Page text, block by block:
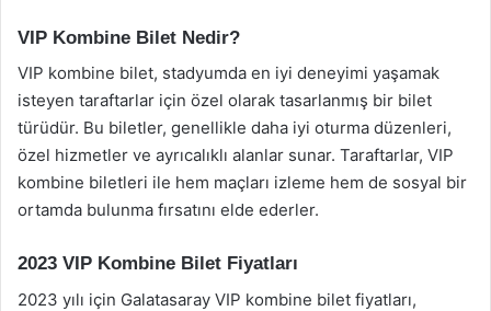
VIP Kombine Bilet Nedir?
VIP kombine bilet, stadyumda en iyi deneyimi yaşamak
isteyen taraftarlar için özel olarak tasarlanmış bir bilet
türüdür. Bu biletler, genellikle daha iyi oturma düzenleri,
özel hizmetler ve ayrıcalıklı alanlar sunar. Taraftarlar, VIP
kombine biletleri ile hem maçları izleme hem de sosyal bir
ortamda bulunma fırsatını elde ederler.
2023 VIP Kombine Bilet Fiyatları
2023 yılı için Galatasaray VIP kombine bilet fiyatları,